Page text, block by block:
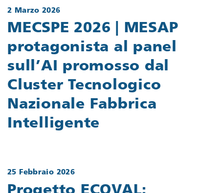
2 Marzo 2026
MECSPE 2026 | MESAP
protagonista al panel
sull’AI promosso dal
Cluster Tecnologico
Nazionale Fabbrica
Intelligente
25 Febbraio 2026